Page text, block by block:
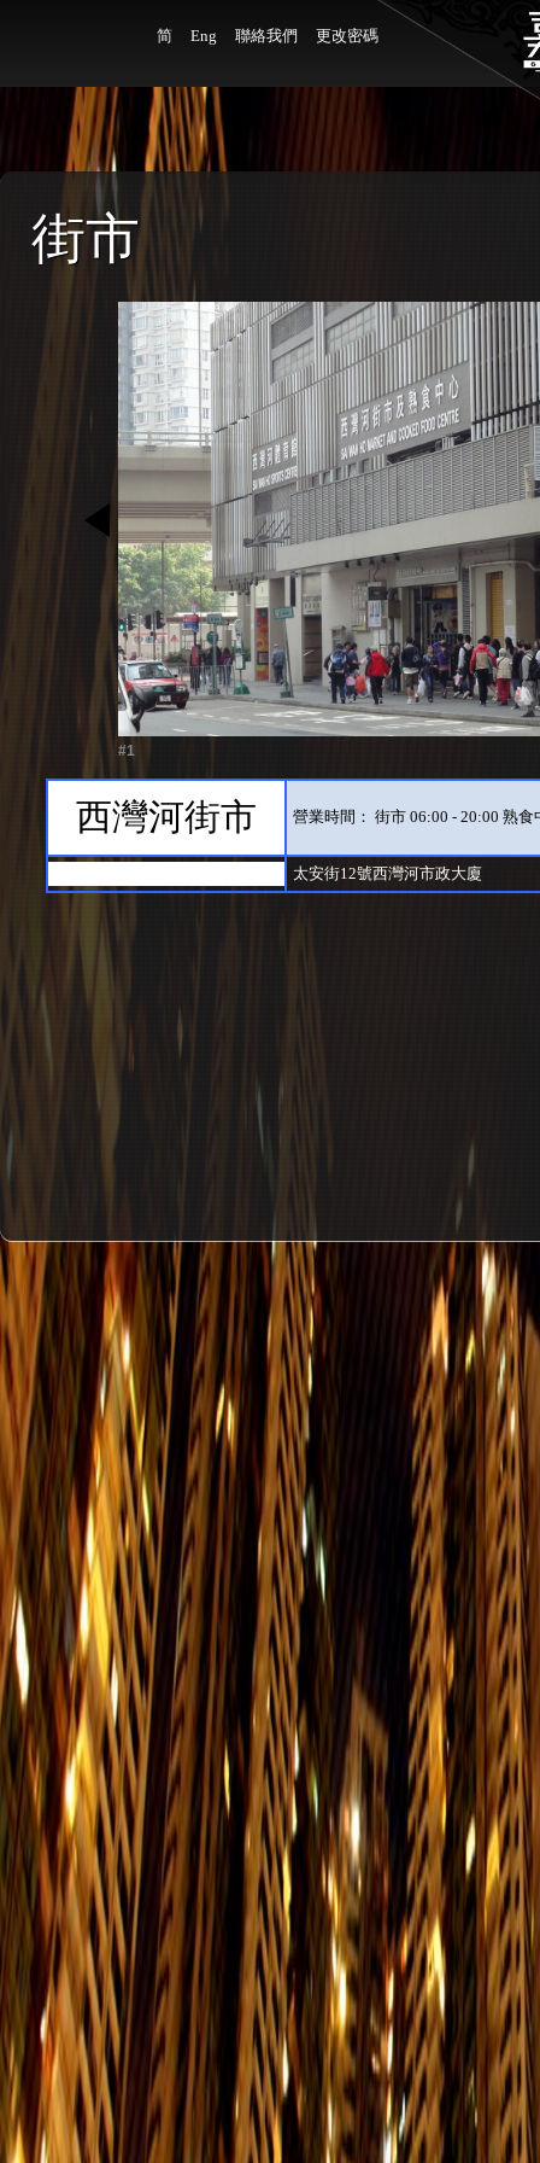
简 Eng 聯絡我們 更改密碼
街市
#1
西灣河街市 營業時間： 街市 06:00 - 20:00 熟食
太安街12號西灣河市政大廈